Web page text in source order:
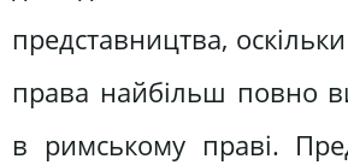
представництва,
права найбільш повно
в римському праві.